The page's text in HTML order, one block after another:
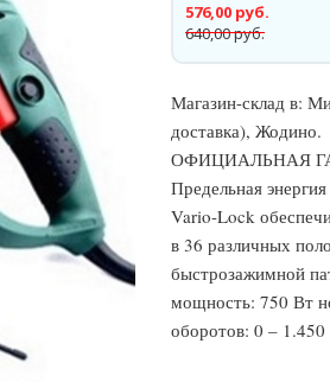
640,00 руб.
576,00 руб.
Магазин-склад в:
доставка), Жодино.
ОФИЦИАЛЬНАЯ
Предельная
Vario-Lock
в 36 различных
быстрозажимной
мощность: 750 Вт
оборотов: 0 – 1.450